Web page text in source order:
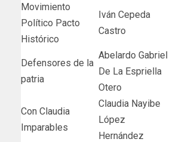
Movimiento
Político Pacto
Histórico
Iván Cepeda
Castro
Defensores de la
patria
Abelardo Gabriel
De La Espriella
Otero
Con Claudia
Imparables
Claudia Nayibe
López
Hernández